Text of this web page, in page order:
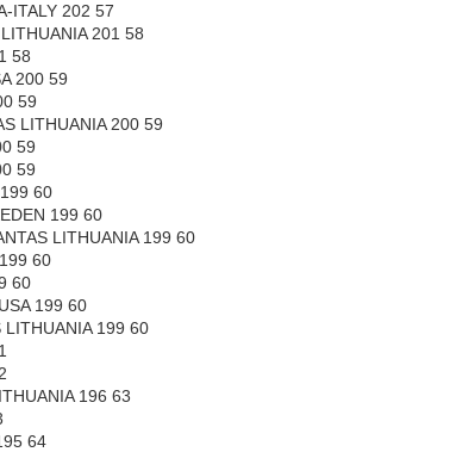
ITALY 202 57
201 58
58
200 59
59
LITHUANIA 200 59
59
59
60
199 60
LITHUANIA 199 60
60
60
199 60
LITHUANIA 199 60
196 63
64